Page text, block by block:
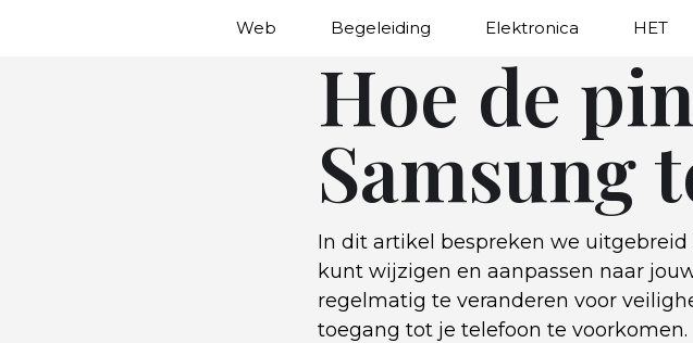
Web Begeleiding Elektronica HET
Hoe de
Samsung
In dit artikel bespreken we
kunt wijzigen en aanpassen naar
regelmatig te veranderen voor
toegang tot je telefoon te voorkomen.